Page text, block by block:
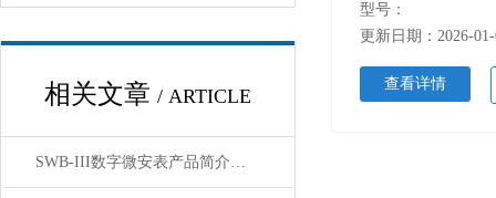
相关文章 / ARTICLE
SWB-III数字微安表产品简介（4位半）
型号：
更新日期：2026-
查看详情